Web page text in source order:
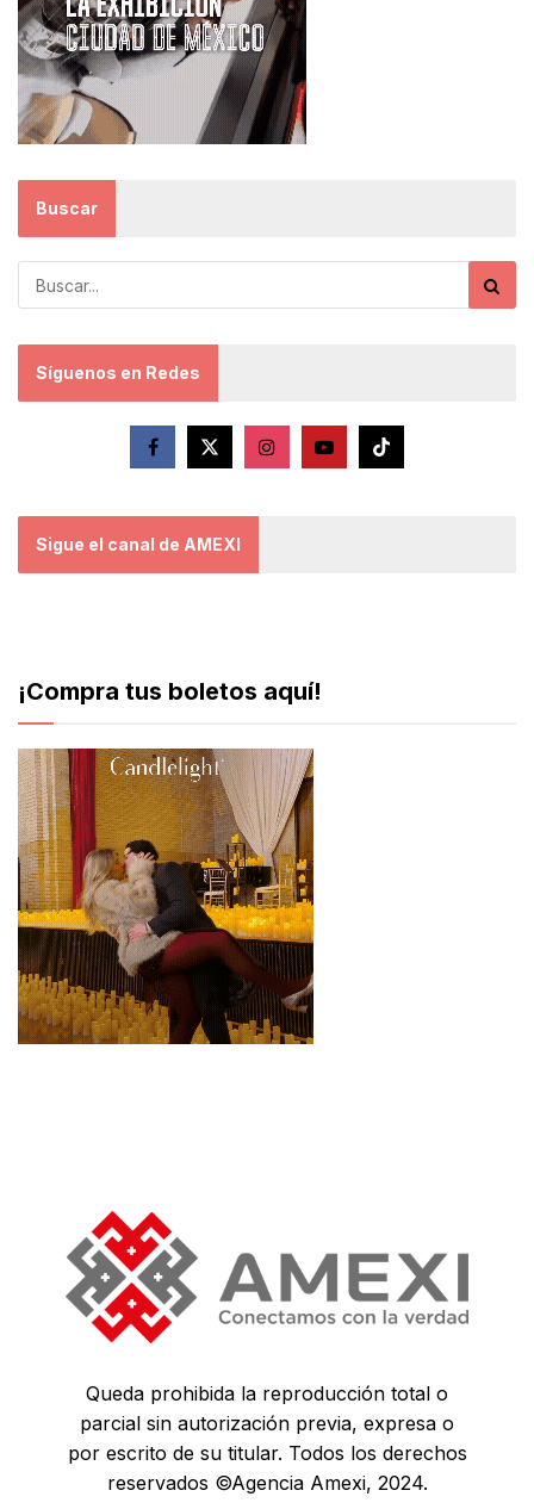
Buscar
Síguenos en Redes
Sigue el canal de AMEXI
¡Compra tus boletos aquí!
Queda prohibida la reproducción total o
parcial sin autorización previa, expresa o
por escrito de su titular. Todos los derechos
reservados ©Agencia Amexi, 2024.